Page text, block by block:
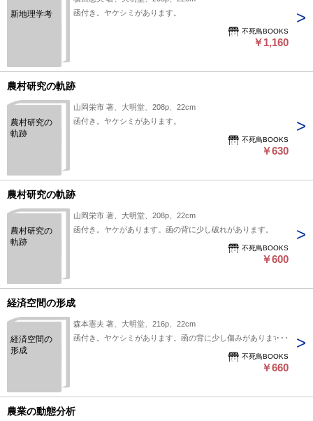
新地理学考
函付き。ヤケシミがあります。
不死鳥BOOKS
￥1,160
農村研究の軌跡
農村研究の
軌跡
山岡栄市 著、大明堂、208p、22cm
函付き。ヤケシミがあります。
不死鳥BOOKS
￥630
農村研究の軌跡
農村研究の
軌跡
山岡栄市 著、大明堂、208p、22cm
函付き。ヤケがあります。函の背に少し破れがあります。
不死鳥BOOKS
￥600
経済空間の形成
経済空間の
形成
森本憲夫 著、大明堂、216p、22cm
函付き。ヤケシミがあります。函の背に少し傷みがあります。
不死鳥BOOKS
￥660
農業の動態分析